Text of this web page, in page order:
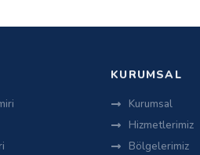
KURUMSAL
Kurumsal
Hizmetlerimiz
Bölgelerimiz